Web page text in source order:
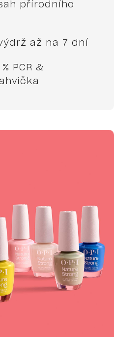
přírodního
až na 7 dní
PCR &